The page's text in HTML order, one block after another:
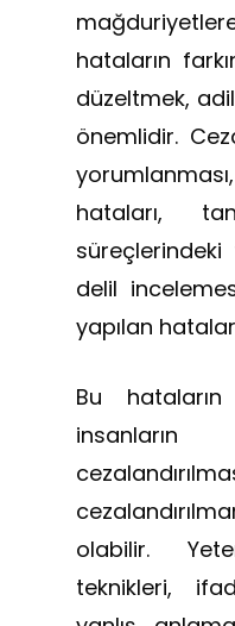
hataların
düzeltmek,
önemlidir.
hataları,
delil
yapılan
Bu
olabilir.
teknikleri,